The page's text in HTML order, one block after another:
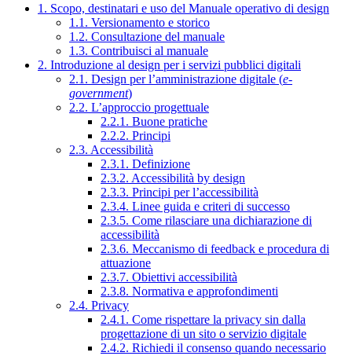
1. Scopo, destinatari e uso del Manuale operativo di design
1.1. Versionamento e storico
1.2. Consultazione del manuale
1.3. Contribuisci al manuale
2. Introduzione al design per i servizi pubblici digitali
2.1. Design per l’amministrazione digitale (e-
government)
2.2. L’approccio progettuale
2.2.1. Buone pratiche
2.2.2. Principi
2.3. Accessibilità
2.3.1. Definizione
2.3.2. Accessibilità by design
2.3.3. Principi per l’accessibilità
2.3.4. Linee guida e criteri di successo
2.3.5. Come rilasciare una dichiarazione di
accessibilità
2.3.6. Meccanismo di feedback e procedura di
attuazione
2.3.7. Obiettivi accessibilità
2.3.8. Normativa e approfondimenti
2.4. Privacy
2.4.1. Come rispettare la privacy sin dalla
progettazione di un sito o servizio digitale
2.4.2. Richiedi il consenso quando necessario